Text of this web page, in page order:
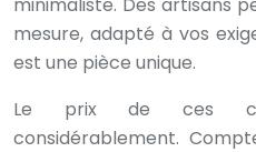
mesure, adapté à vos
est une pièce unique.
Le prix de ces
considérablement.